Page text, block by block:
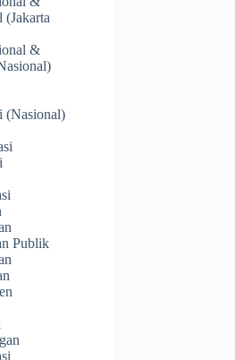
(Jakarta
&
(Nasional)
Publik